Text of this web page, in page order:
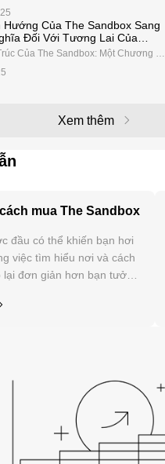
SANDchain là một mạng bloc
được thiết kế để cách mạng hóa hệ
một nền tảng metaverse hàn
Hướng Của The Sandbox Sang
Đối Với Tương Lai Của
Tập Trung
Của The Sandbox: Một Chương Mớ
Triển Web3 The Sandbox, một cái tê
không gian metaverse, đang trải q
Xem thêm
mua The Sandbox
đầu có thể khiến bạn hơi
việc tìm hiểu nơi và cách
lại đơn giản hơn bạn tưởng.
OKX hoặc ngay tại đây